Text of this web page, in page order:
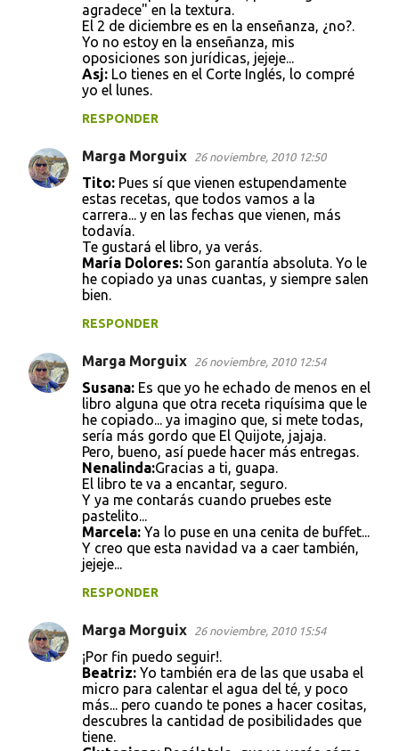
agradece" en la textura.
El 2 de diciembre es en la enseñanza, ¿no?.
Yo no estoy en la enseñanza, mis
oposiciones son jurídicas, jejeje...
Asj: Lo tienes en el Corte Inglés, lo compré
yo el lunes.
RESPONDER
Marga Morguix 26 noviembre, 2010 12:50
Tito: Pues sí que vienen estupendamente
estas recetas, que todos vamos a la
carrera... y en las fechas que vienen, más
todavía.
Te gustará el libro, ya verás.
María Dolores: Son garantía absoluta. Yo le
he copiado ya unas cuantas, y siempre salen
bien.
RESPONDER
Marga Morguix 26 noviembre, 2010 12:54
Susana: Es que yo he echado de menos en el
libro alguna que otra receta riquísima que le
he copiado... ya imagino que, si mete todas,
sería más gordo que El Quijote, jajaja.
Pero, bueno, así puede hacer más entregas.
Nenalinda:Gracias a ti, guapa.
El libro te va a encantar, seguro.
Y ya me contarás cuando pruebes este
pastelito...
Marcela: Ya lo puse en una cenita de buffet...
Y creo que esta navidad va a caer también,
jejeje...
RESPONDER
Marga Morguix 26 noviembre, 2010 15:54
¡Por fin puedo seguir!.
Beatriz: Yo también era de las que usaba el
micro para calentar el agua del té, y poco
más... pero cuando te pones a hacer cositas,
descubres la cantidad de posibilidades que
tiene.